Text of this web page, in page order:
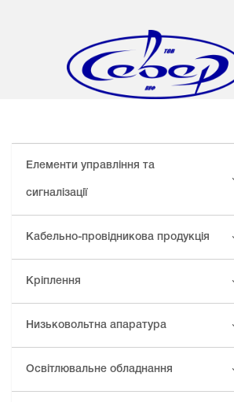
Елементи управління та
сигналізації
Кабельно-провідникова продукція
Кріплення
Низьковольтна апаратура
Освітлювальне обладнання